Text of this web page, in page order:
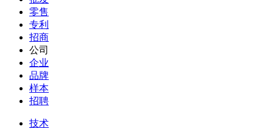
零售
专利
招商
公司
企业
品牌
样本
招聘
技术